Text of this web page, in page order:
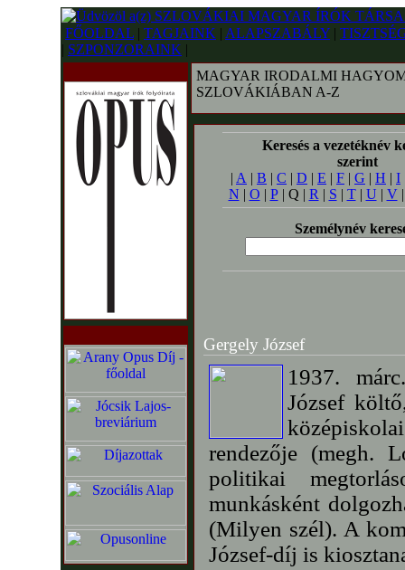
FŐOLDAL | TAGJAINK | ALAPSZABÁLY |
| SZPONZORAINK |
MAGYAR IRODALMI
SZLOVÁKIÁBAN A-Z
Keresés a vezetéknév
szerint
| A | B | C | D | E | F | G | H | I
N | O | P| Q | R | S | T| U | V
Személynév
Gergely József
1937.
József
rendezője (megh.
politikai
munkásként
(Milyen szél). A
József-díj is